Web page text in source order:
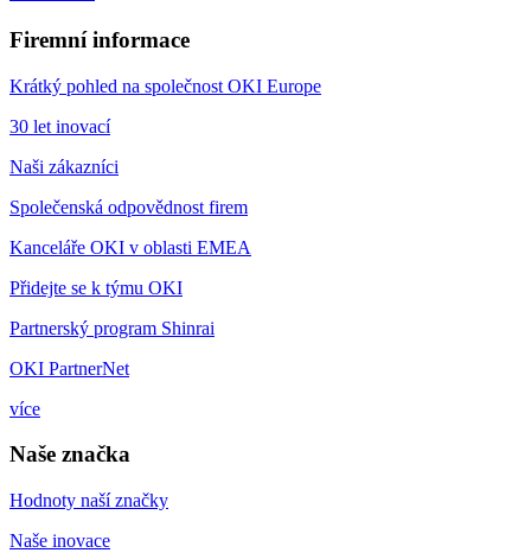
Firemní informace
Krátký pohled na společnost OKI Europe
30 let inovací
Naši zákazníci
Společenská odpovědnost firem
Kanceláře OKI v oblasti EMEA
Přidejte se k týmu OKI
Partnerský program Shinrai
OKI PartnerNet
více
Naše značka
Hodnoty naší značky
Naše inovace